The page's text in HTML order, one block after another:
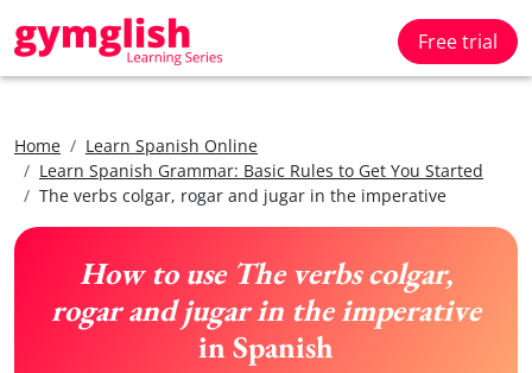
Free trial
Home
Learn Spanish Online
Learn Spanish Grammar: Basic Rules to Get You Started
The verbs colgar, rogar and jugar in the imperative
How to use The verbs colgar,
rogar and jugar in the imperative
in Spanish